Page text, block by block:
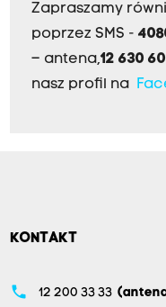
Zapraszamy
poprzez SMS -
– antena,12 630
nasz profil na
KONTAKT
phone 12 200 33 33